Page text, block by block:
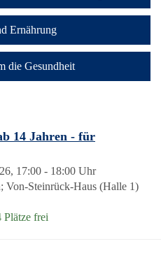
Ernährung
die Gesundheit
14 Jahren - für
17:00 - 18:00 Uhr
Von-Steinrück-Haus (Halle 1)
Plätze frei